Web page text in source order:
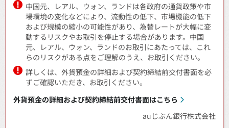
中国元、レアル、ウォン、ランドは各政府の通貨政策や市
場環境の変化などにより、流動性の低下、市場機能の低下
および規模の縮小の可能性があり、為替レートが大幅に変
動するリスクやお取引を停止する場合があります。中国
元、レアル、ウォン、ランドのお取引にあたっては、これ
らのリスクがある点をご理解のうえ、お取引ください。
詳しくは、外貨預金の詳細および契約締結前交付書面を必
ずご確認いただき、お取引ください。
外貨預金の詳細および契約締結前交付書面はこちら
auじぶん銀行株式会社